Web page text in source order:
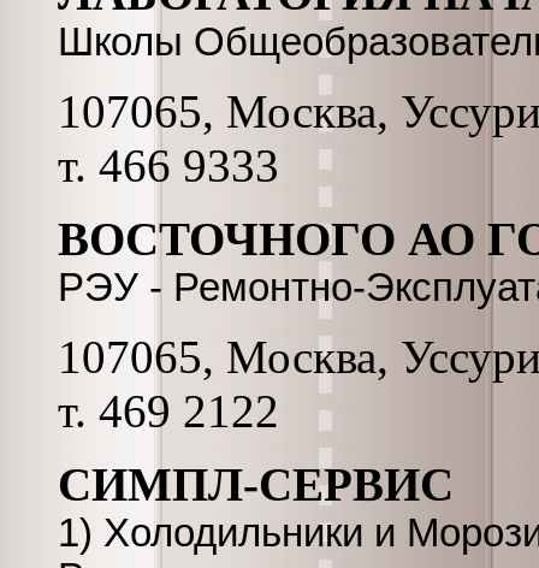
Школы
107065, Москва,
т. 466 9333
ВОСТОЧНОГО АО
РЭУ - Ремонтно-
107065, Москва,
т. 469 2122
СИМПЛ-СЕРВИС
1) Холодильники и